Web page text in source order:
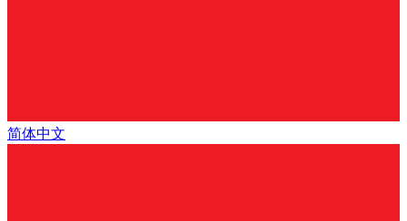
简体中文